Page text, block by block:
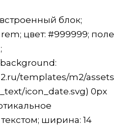
блок;
цвет: #999999; поле
templates/m2/assets
icon_date.svg) 0px
ширина: 14